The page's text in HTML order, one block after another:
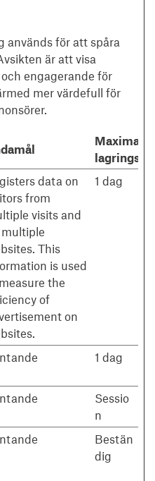
används för att spåra
är att visa
engagerande för
mer värdefull för
Maximal
lagringstid
data on
from
visits and
This
is used
the
of
on
1 dag
1 dag
Sessio
n
Bestän
dig